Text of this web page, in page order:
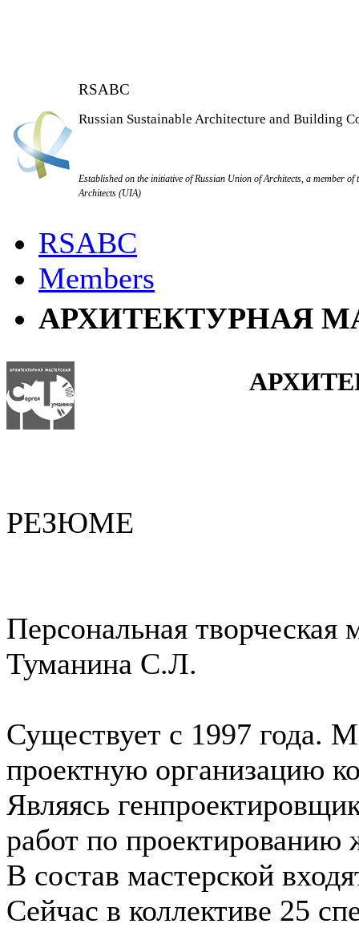
RSABC
Russian Sustainable Architecture and Building
Established on the initiative of Russian Union of Architects, a member
Architects (UIA)
RSABC
Members
АРХИТЕКТУРНАЯ
РЕЗЮМЕ
Персональная творческая
Туманина С.Л.
Существует с 1997 года.
проектную организацию
Являясь
работ по
В состав мастерской
Сейчас в коллективе 25